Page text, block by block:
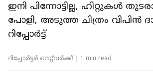
ഇനി പിന്നോട്ടില്ല, ഹിറ്റുകൾ
പോളി, അടുത്ത ചിത്രം വിപിൻ
റിപ്പോർട്ട്
റിപ്പോർട്ടർ നെറ്റ്‌വര്‍ക്ക്‌ 1 min read